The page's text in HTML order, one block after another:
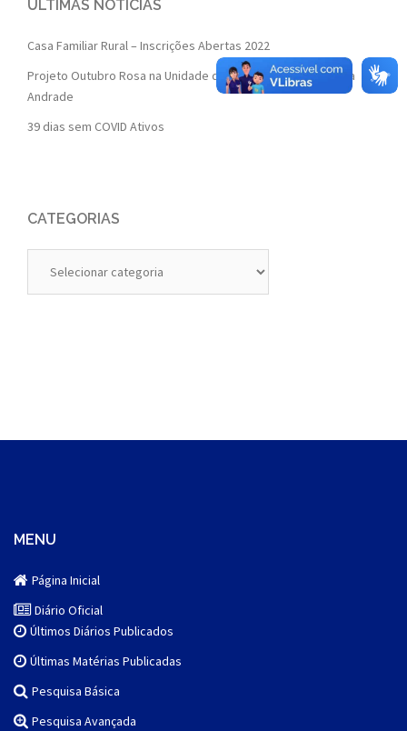
ÚLTIMAS NOTÍCIAS
Casa Familiar Rural – Inscrições Abertas 2022
Projeto Outubro Rosa na Unidade de Saúde da Família Isaura
Andrade
39 dias sem COVID Ativos
CATEGORIAS
MENU
Página Inicial
Diário Oficial
Últimos Diários Publicados
Últimas Matérias Publicadas
Pesquisa Básica
Pesquisa Avançada